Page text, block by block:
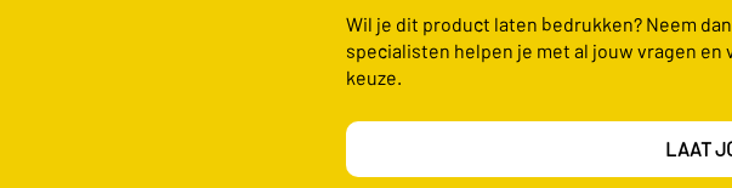
Wil je dit product laten bedrukken? Neem
specialisten helpen je met al jouw vragen
keuze.
LAAT